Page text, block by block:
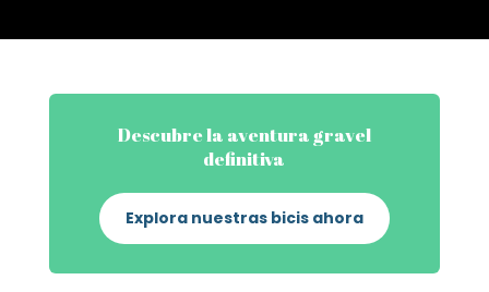
Descubre la aventura gravel
definitiva
Explora nuestras bicis ahora